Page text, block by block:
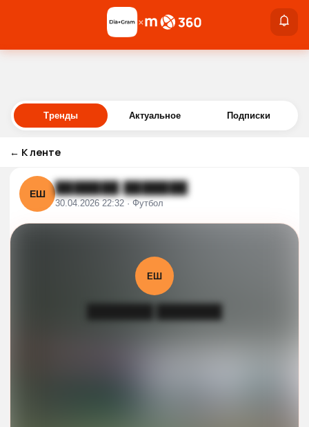
Войти
×
Тренды Актуальное Подписки
← К ленте
ЕШ ███████ ███████
30.04.2026 22:32 · Футбол
ЕШ